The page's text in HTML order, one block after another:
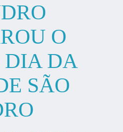
O
DIA DA
SÃO